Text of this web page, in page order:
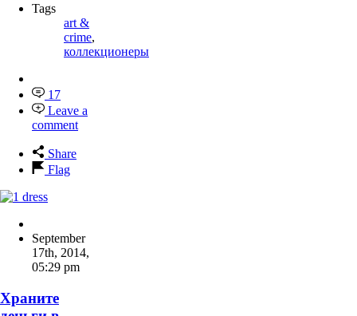
Tags
art &
crime,
коллекционеры
17
Leave a
comment
Share
Flag
September
17th, 2014,
05:29 pm
Храните